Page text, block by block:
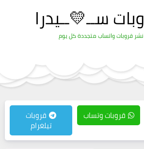
ســ💛ــيدرا
قروبات واتساب متجددة كل يوم
قروبات وتساب قروبات
تيلغرام